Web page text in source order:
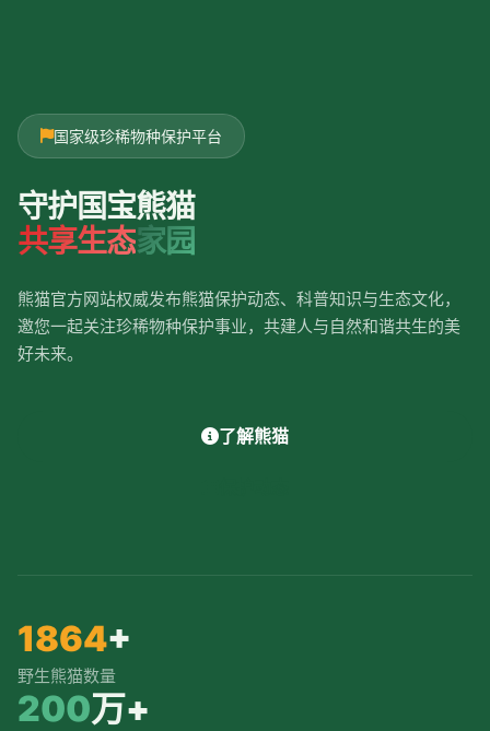
国家级珍稀物种保护平台
守护国宝熊猫
共享生态家园
熊猫官方网站权威发布熊猫保护动态、科普知识与生态文化，
邀您一起关注珍稀物种保护事业，共建人与自然和谐共生的美
好未来。
了解熊猫
1864+
野生熊猫数量
200万+